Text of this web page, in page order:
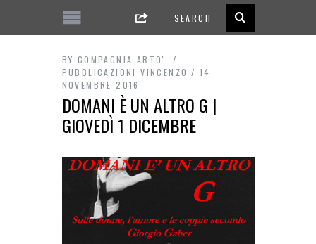
BY COMPAGNIA ARTO'
PUBBLICAZIONI VINCENZO
14
NOVEMBRE 2016
DOMANI È UN ALTRO G |
GIOVEDÌ 1 DICEMBRE